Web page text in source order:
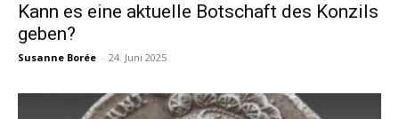
Kann es eine aktuelle Botschaft des Konzils
geben?
Susanne Borée - 24. Juni 2025